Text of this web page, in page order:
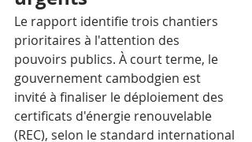
Le rapport identifie trois chantiers
prioritaires à l'attention des
pouvoirs publics. À court terme, le
gouvernement cambodgien est
invité à finaliser le déploiement des
certificats d'énergie renouvelable
(REC), selon le standard international